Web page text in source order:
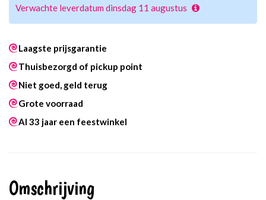
Verwachte leverdatum dinsdag 11 augustus
Laagste prijsgarantie
Thuisbezorgd of pickup point
Niet goed, geld terug
Grote voorraad
Al 33 jaar een feestwinkel
Omschrijving